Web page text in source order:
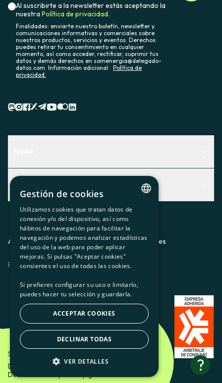
Al suscribirte a la newsletter estás aceptando la
nuestraPolítica de privacidad.
Finalidades: enviarte nuestro boletín, newsletter y
comunicaciones informativas y comerciales sobre
nuestros productos, servicios y eventos. Derechos:
puedes retirar tu consentimiento en cualquier
momento, así como acceder, rectificar, suprimir tus
datos y demás derechos en somenergia@delegado-
datos.com. Información adicional: Política de
privacidad.
Descubre qué servicio te encaja mejor
Contacto
Actualidad
El rincón de la socia
Prensa
Trabaja con nosotros
Aviso legalPolítica de privacidadPolítica de cookies
ES CAGLEU
Som Energia SCCL - 2026
Diseño creativo de Etéreo Design.
Desarrollo web por Utopig Studio
?
CATALAN
SPANISH
GL
BASQUE
Gestión de cookies
Utilizamos cookies que tratan datos de
conexión y/o del dispositivo, así como
hábitos de navegación para facilitar la
navegación y podemos analizar estadísticas
del uso de la web para poder aplicar
mejoras. Si pulsas "Aceptar cookies"
consientes el uso de todas las cookies.
Si prefieres configurar su uso o limitarlo,
puedes hacer tu selección y guardarla.
ACCEPTAR COOKIES
DECLINAR TODAS
VER DETALLES
BÁSICAS